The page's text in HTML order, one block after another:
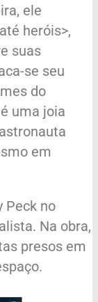
ele
heróis>,
suas
se seu
do
é uma joia
em
Peck no
Na obra,
presos em